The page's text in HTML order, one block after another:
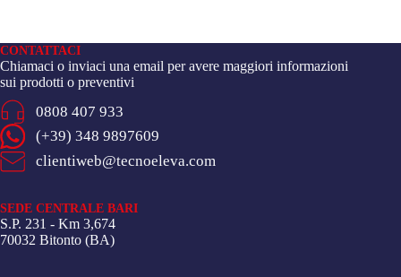
CONTATTACI
Chiamaci o inviaci una email per avere maggiori informazioni
sui prodotti o preventivi
0808 407 933
(+39) 348 9897609
clientiweb@tecnoeleva.com
SEDE CENTRALE BARI
S.P. 231 - Km 3,674
70032 Bitonto (BA)